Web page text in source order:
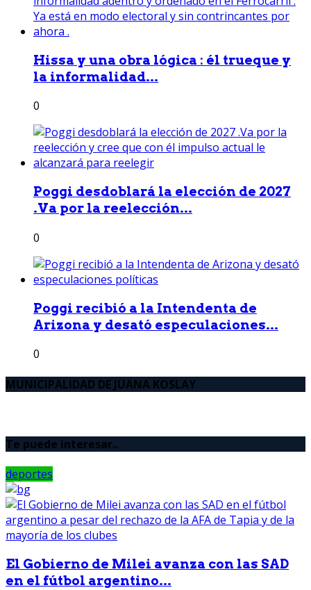
Hissa y una obra lógica : él trueque y
la informalidad...
0
Poggi desdoblará la elección de 2027
.Va por la reelección...
0
Poggi recibió a la Intendenta de
Arizona y desató especulaciones...
0
MUNICIPALIDAD DE JUANA KOSLAY
Te puede interesar..
deportes
El Gobierno de Milei avanza con las SAD
en el fútbol argentino...